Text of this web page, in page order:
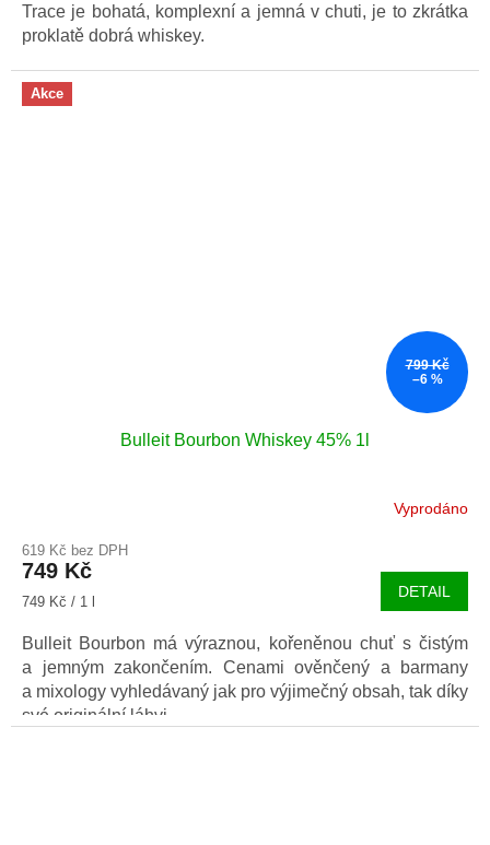
Trace je bohatá, komplexní a jemná v chuti, je to zkrátka
proklatě dobrá whiskey.
Akce
799 Kč
–6 %
Bulleit Bourbon Whiskey 45% 1l
Vyprodáno
619 Kč bez DPH
749 Kč
Měrná
749 Kč / 1 l
DETAIL
Bulleit Bourbon má výraznou, kořeněnou chuť s čistým
a jemným zakončením. Cenami ověnčený a barmany
a mixology vyhledávaný jak pro výjimečný obsah, tak díky
své originální láhvi.